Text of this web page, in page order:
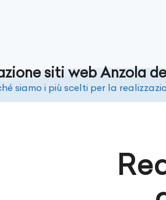
siti web Anzola
siamo i più scelti per la